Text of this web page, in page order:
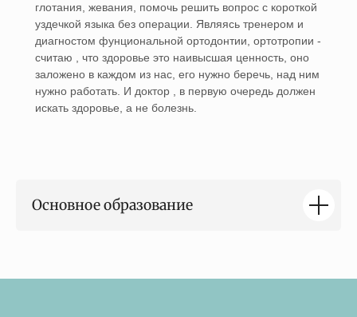
глотания, жевания, помочь решить вопрос с короткой
уздечкой языка без операции. Являясь тренером и
диагностом фунциональной ортодонтии, ортотропии -
считаю , что здоровье это наивысшая ценность, оно
заложено в каждом из нас, его нужно беречь, над ним
нужно работать. И доктор , в первую очередь должен
искать здоровье, а не болезнь.
Основное образование